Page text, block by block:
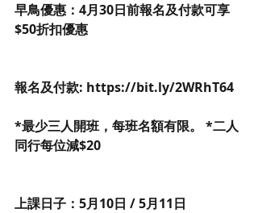
早鳥優惠：4月30日前報名及付款可享
$50折扣優惠
報名及付款: https://bit.ly/2WRhT64
*最少三人開班，每班名額有限。 *二人
同行每位減$20
上課日子：5月10日 / 5月11日